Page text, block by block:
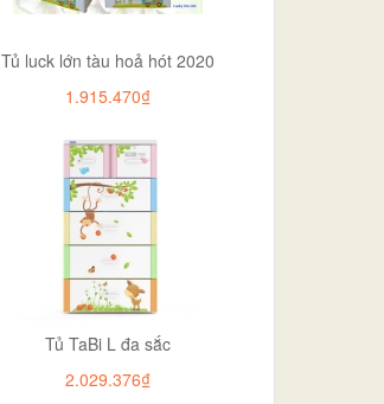
Tủ luck lớn tàu hoả hót 2020
1.915.470₫
Tủ TaBi L đa sắc
2.029.376₫